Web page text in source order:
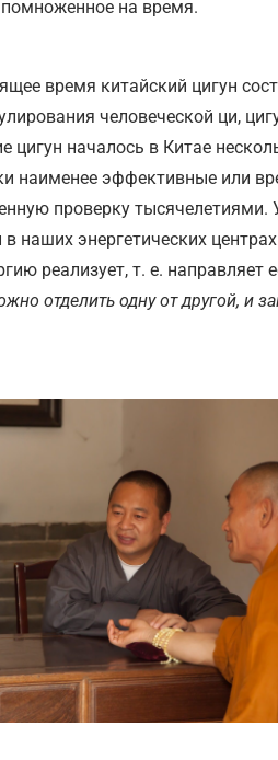
помноженное на время.
время китайский цигун
человеческой ци,
цигун началось в Китае
наименее эффективные или
проверку
в наших энергетических
реализует, т. е.
отделить одну от другой, и